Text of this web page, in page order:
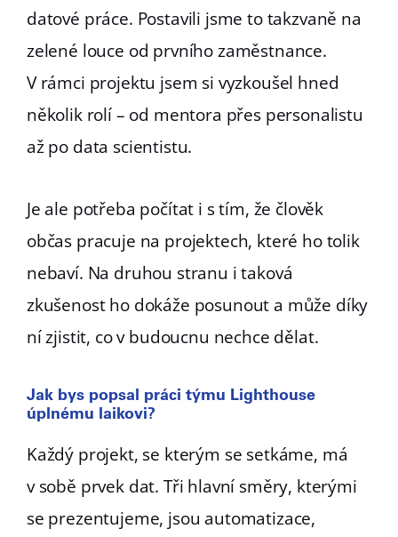
datové práce. Postavili jsme to takzvaně na
zelené louce od prvního zaměstnance.
V rámci projektu jsem si vyzkoušel hned
několik rolí – od mentora přes personalistu
až po data scientistu.
Je ale potřeba počítat i s tím, že člověk
občas pracuje na projektech, které ho tolik
nebaví. Na druhou stranu i taková
zkušenost ho dokáže posunout a může díky
ní zjistit, co v budoucnu nechce dělat.
Jak bys popsal práci týmu Lighthouse
úplnému laikovi?
Každý projekt, se kterým se setkáme, má
v sobě prvek dat. Tři hlavní směry, kterými
se prezentujeme, jsou automatizace,